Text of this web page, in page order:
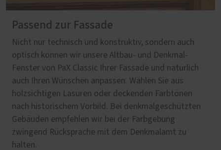
Passend zur Fassade
Nicht nur technisch und konstruktiv, sondern auch
optisch können wir unsere Altbau- und Denkmal-
Fenster von PaX Classic Ihrer Fassade und natürlich
auch Ihren Wünschen anpassen. Wählen Sie aus
holzsichtigen Lasuren oder deckenden Farbtönen
nach historischem Vorbild. Bei denkmalgeschützten
Gebäuden empfehlen wir bei der Farbgebung
zwingend Rücksprache mit dem Denkmalamt zu
halten.